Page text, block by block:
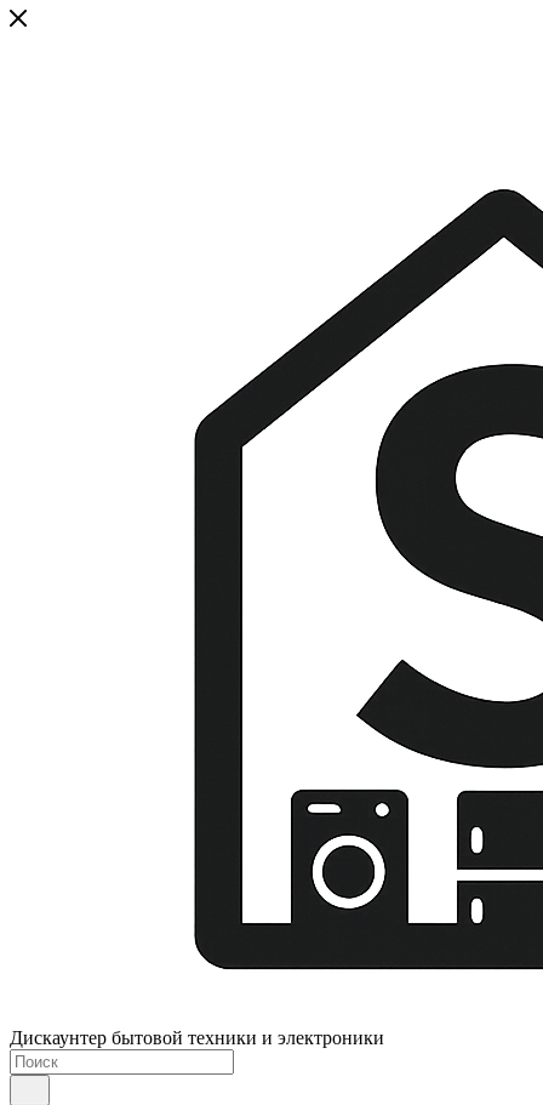
Дискаунтер бытовой техники и электроники